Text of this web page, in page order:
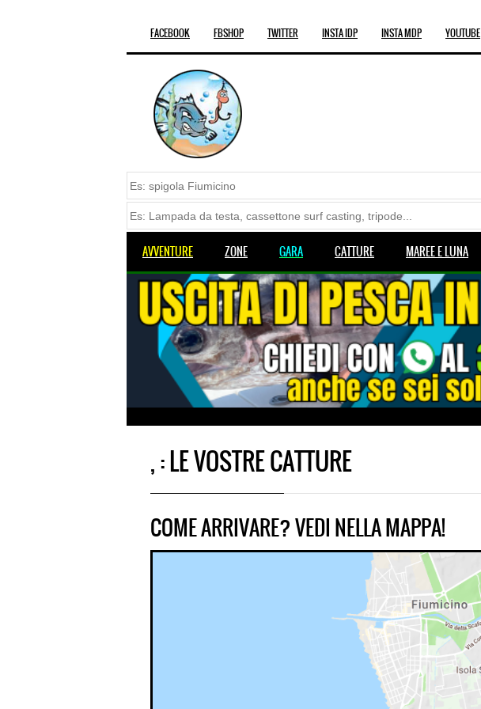
FACEBOOK FBSHOP TWITTER INSTA IDP INSTA MDP YOUTUBE
AVVENTURE ZONE GARA CATTURE MAREE E LUNA
, : LE VOSTRE CATTURE
COME ARRIVARE? VEDI NELLA MAPPA!